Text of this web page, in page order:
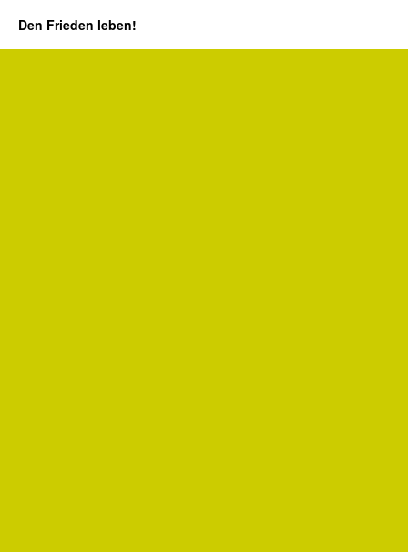
Den Frieden leben!